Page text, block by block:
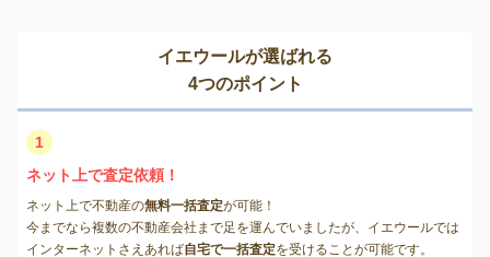
イエウールが選ばれる
4つのポイント
1
ネット上で査定依頼！
ネット上で不動産の無料一括査定が可能！
今までなら複数の不動産会社まで足を運んでいましたが、イエウールでは
インターネットさえあれば自宅で一括査定を受けることが可能です。